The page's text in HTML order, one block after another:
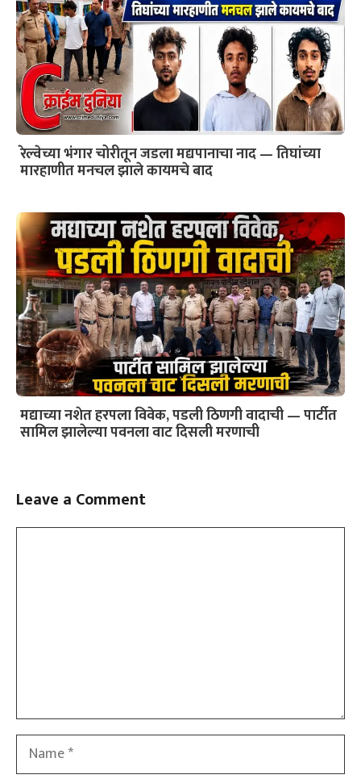
रेल्वेच्या भंगार चोरीतून जडला मद्यपानाचा नाद — तिघांच्या
मारहाणीत मनचल झाले कायमचे बाद
मद्याच्या नशेत हरपला विवेक, पडली ठिणगी वादाची — पार्टीत
सामिल झालेल्या पवनला वाट दिसली मरणाची
Leave a Comment
Name